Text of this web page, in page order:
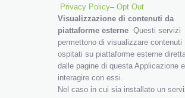
Privacy Policy– Opt Out
Visualizzazione di contenuti da
piattaforme esterne Questi servizi
permettono di visualizzare contenuti
ospitati su piattaforme esterne
dalle pagine di questa Applicazione
interagire con essi.
Nel caso in cui sia installato un